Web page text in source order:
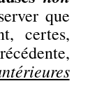
que
certes,